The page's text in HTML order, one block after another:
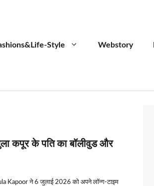
Style Webstory
कपूर के पति का बॉलीवुड और
Kapoor ने 6 जुलाई 2026 को अपने लॉन्ग-टाइम